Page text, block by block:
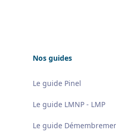
Nos guides
Le guide Pinel
Le guide LMNP - LMP
Le guide